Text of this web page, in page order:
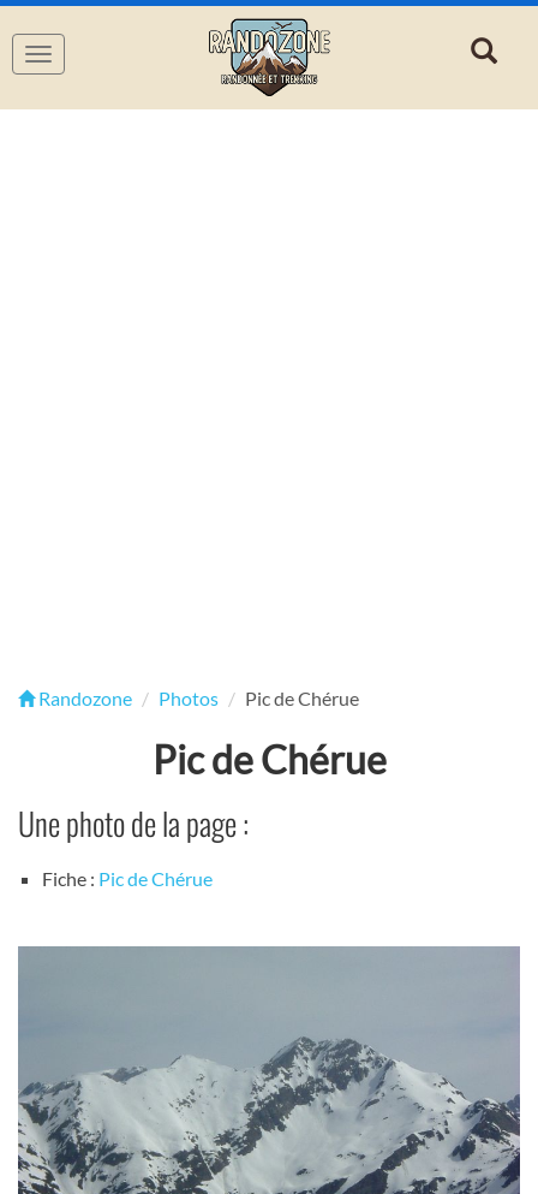
Navigation
Randozone Photos Pic de Chérue
Pic de Chérue
Une photo de la page :
Fiche : Pic de Chérue